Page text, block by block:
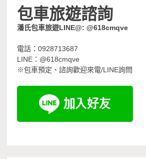
包車旅遊諮詢
潘氏包車旅遊LINE@: @618cmqve
電話：0928713687
LINE：@618cmqve
※包車預定、諮詢歡迎來電/LINE詢問